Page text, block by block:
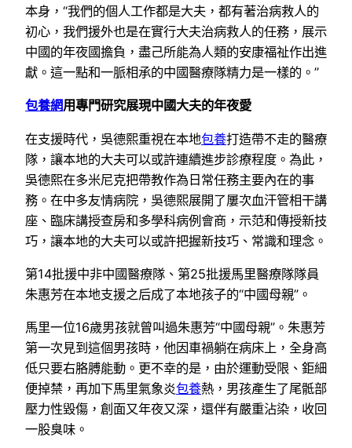
本身，“我們的個人工作都是大夫，都有著治病救人的
初心，我們援外也是在實行大夫治病救人的任務，展示
中國的年夜國擔負，盡己所能為人類的安康福祉作出進
獻。這一點和一脈相承的中國醫療隊精力是一樣的。”
包養網用專門研究展現中國大夫的年夜愛
在支援時代，吳德熙重視在本地包養打造帶不走的醫療
隊，讓本地的大夫可以或許連續進步診療程度。為此，
吳德熙在多米尼克把帶教作為日常任務主要內在的事
務。在中多友情病院，吳德熙展開了屢次血汗管相干講
座、臨床講授查房和多學科病例會商，示范和傳授新技
巧，讓本地的大夫可以或許把握新技巧、常識和理念。
第14批援中非中國醫療隊、第25批援馬里醫療隊隊員
朱惠芳在本地支援之后成了本地孩子的“中國母親”。
馬里一位16歲男孩就曾叫過朱惠芳“中國母親”。朱惠芳
第一次見到這個男孩時，他因車禍躺在病床上，全身高
低只要右胳膊能動。更不幸的是，由於運動受限、鉅細
便掉禁，再加下馬里氣象炎包養熱，男孩產生了尾骶部
壓力性毀傷，創面又年夜又深，還伴有嚴重沾染，收回
一股臭味。